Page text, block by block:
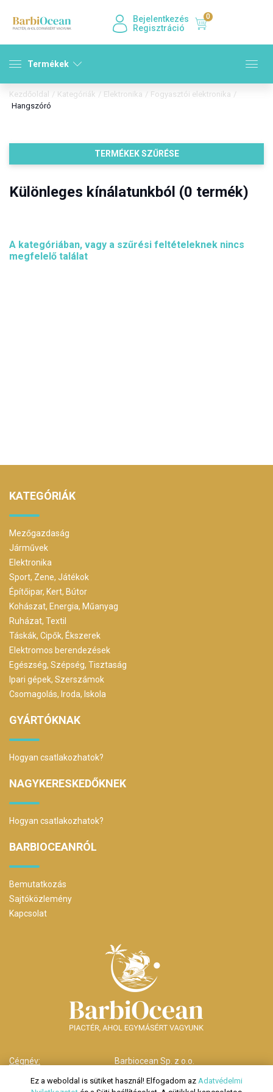
Bejelentkezés
Regisztráció
0
Termékek
Kezdőoldal / Kategóriák / Elektronika / Fogyasztói elektronika /
Hangszóró
TERMÉKEK SZŰRÉSE
Különleges kínálatunkból (0 termék)
A kategóriában, vagy a szűrési feltételeknek nincs
megfelelő találat
KATEGÓRIÁK
Mezőgazdaság
Járművek
Elektronika
Sport, Zene, Játékok
Építőipar, Kert, Bútor
Kohászat, Energia, Műanyag
Ruházat, Textil
Táskák, Cipők, Ékszerek
Elektromos berendezések
Egészség, Szépség, Tisztaság
Ipari gépek, Szerszámok
Csomagolás, Iroda, Iskola
GYÁRTÓKNAK
Hogyan csatlakozhatok?
NAGYKERESKEDŐKNEK
Hogyan csatlakozhatok?
BARBIOCEANRÓL
Bemutatkozás
Sajtóközlemény
Kapcsolat
Cégnév:
Barbiocean Sp. z o.o.
ul. Długa nr 29
Ez a weboldal is sütiket használ! Elfogadom az Adatvédelmi